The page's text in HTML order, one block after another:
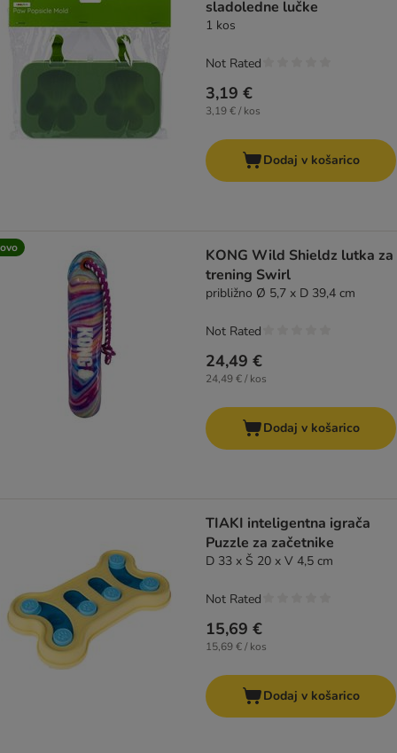
sladoledne lučke
1 kos
3,19 €
3,19 € / kos
Not Rated
Dodaj v košarico
KONG Wild Shieldz lutka za
trening Swirl
približno Ø 5,7 x D 39,4 cm
24,49 €
24,49 € / kos
Not Rated
Dodaj v košarico
TIAKI inteligentna igrača
Puzzle za začetnike
D 33 x Š 20 x V 4,5 cm
15,69 €
15,69 € / kos
Not Rated
Dodaj v košarico